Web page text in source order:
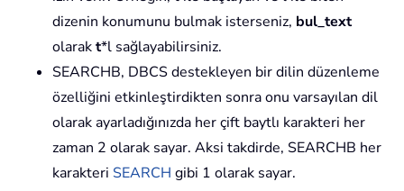
dizenin konumunu bulmak isterseniz, bul_text
olarakt*l sağlayabilirsiniz.
SEARCHB, DBCS destekleyen bir dilin düzenleme
özelliğini etkinleştirdikten sonra onu varsayılan dil
olarak ayarladığınızda her çift baytlı karakteri her
zaman 2 olarak sayar. Aksi takdirde, SEARCHB her
karakteri SEARCH gibi 1 olarak sayar.